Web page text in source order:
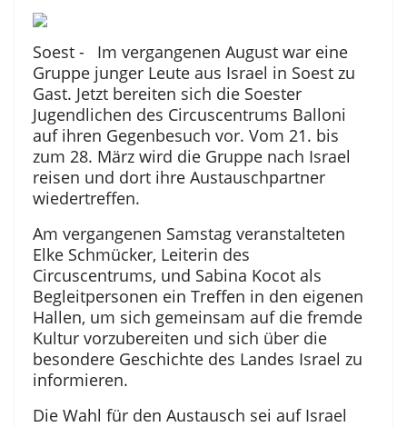
Soest - Im vergangenen August war eine
Gruppe junger Leute aus Israel in Soest zu
Gast. Jetzt bereiten sich die Soester
Jugendlichen des Circuscentrums Balloni
auf ihren Gegenbesuch vor. Vom 21. bis
zum 28. März wird die Gruppe nach Israel
reisen und dort ihre Austauschpartner
wiedertreffen.
Am vergangenen Samstag veranstalteten
Elke Schmücker, Leiterin des
Circuscentrums, und Sabina Kocot als
Begleitpersonen ein Treffen in den eigenen
Hallen, um sich gemeinsam auf die fremde
Kultur vorzubereiten und sich über die
besondere Geschichte des Landes Israel zu
informieren.
Die Wahl für den Austausch sei auf Israel